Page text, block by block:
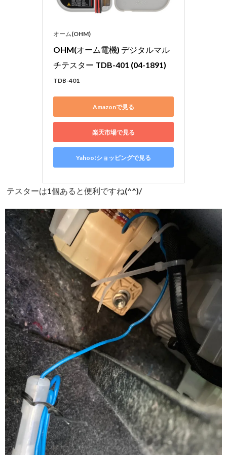
オーム(OHM)
OHM(オーム電機) デジタルマル
チテスター TDB-401 (04-1891)
TDB-401
Amazonで見る
楽天市場で見る
Yahoo!ショッピングで見る
テスターは1個あると便利ですね(^^)/